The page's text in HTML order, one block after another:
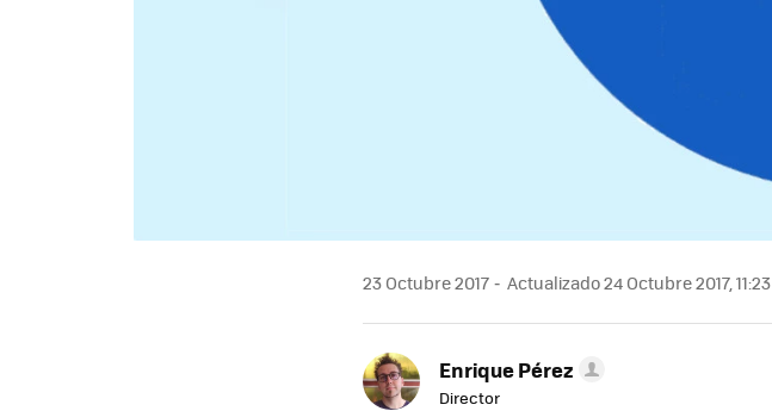
23 Octubre 2017 Actualizado 24 Octubre 2017, 11:23
Enrique Pérez
Director